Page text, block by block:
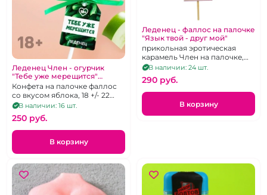
Леденец Член - огурчик
"Тебе уже мерещится"
зеленый
Конфета на палочке фаллос
со вкусом яблока, 18 +/- 22
грамм
В наличии: 16 шт.
250 pуб.
В корзину
Леденец - фаллос на палочке
"Язык твой - друг мой"
прикольная эротическая
карамель Член на палочке,
клубничный вкус, 20 г
В наличии: 24 шт.
290 pуб.
В корзину